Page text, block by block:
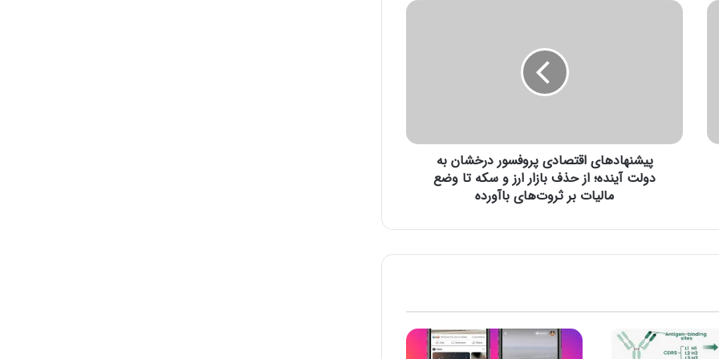
پ
ا
ص
ر
ف
پیشنهادهای اقتصادی پروفسور درخشان به
دولت آینده؛ از حذف بازار ارز و سکه تا وضع
مالیات بر ثروت‌های باآورده